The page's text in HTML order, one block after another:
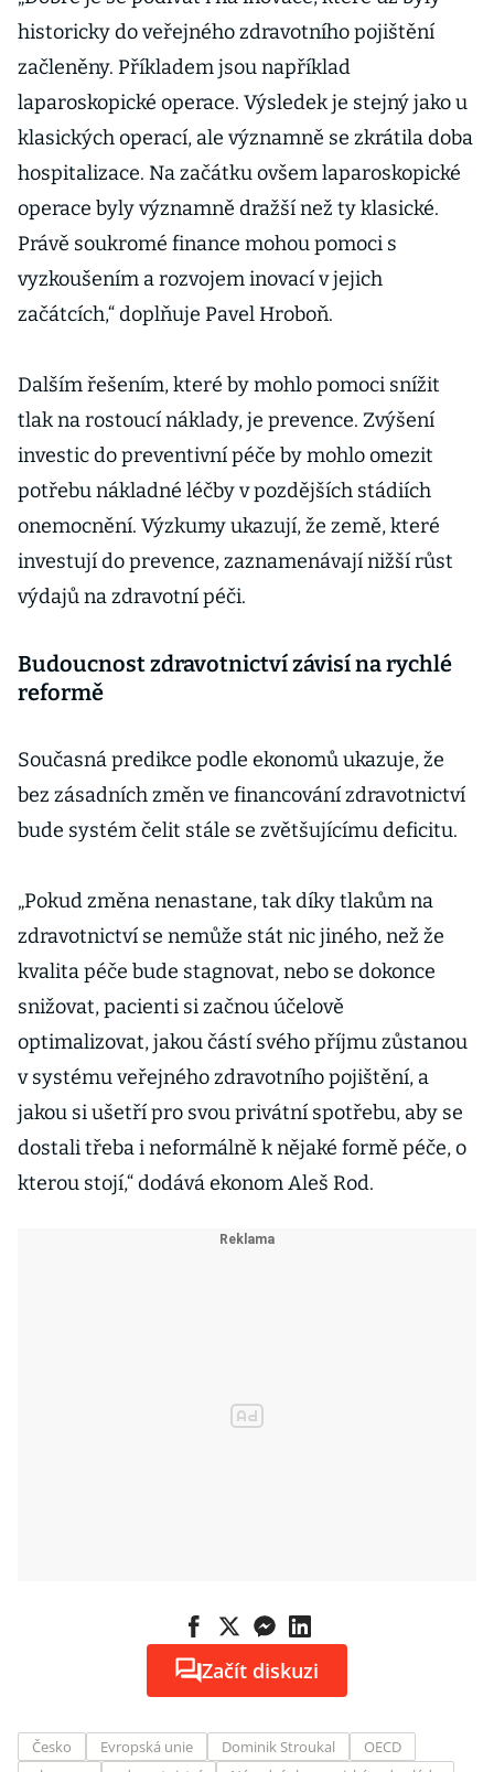
historicky do veřejného zdravotního pojištění
začleněny. Příkladem jsou například
laparoskopické operace. Výsledek je stejný jako u
klasických operací, ale významně se zkrátila doba
hospitalizace. Na začátku ovšem laparoskopické
operace byly významně dražší než ty klasické.
Právě soukromé finance mohou pomoci s
vyzkoušením a rozvojem inovací v jejich
začátcích,“ doplňuje Pavel Hroboň.
Dalším řešením, které by mohlo pomoci snížit
tlak na rostoucí náklady, je prevence. Zvýšení
investic do preventivní péče by mohlo omezit
potřebu nákladné léčby v pozdějších stádiích
onemocnění. Výzkumy ukazují, že země, které
investují do prevence, zaznamenávají nižší růst
výdajů na zdravotní péči.
Budoucnost zdravotnictví závisí na rychlé
reformě
Současná predikce podle ekonomů ukazuje, že
bez zásadních změn ve financování zdravotnictví
bude systém čelit stále se zvětšujícímu deficitu.
„Pokud změna nenastane, tak díky tlakům na
zdravotnictví se nemůže stát nic jiného, než že
kvalita péče bude stagnovat, nebo se dokonce
snižovat, pacienti si začnou účelově
optimalizovat, jakou částí svého příjmu zůstanou
v systému veřejného zdravotního pojištění, a
jakou si ušetří pro svou privátní spotřebu, aby se
dostali třeba i neformálně k nějaké formě péče, o
kterou stojí,“ dodává ekonom Aleš Rod.
Začít diskuzi
Česko Evropská unie Dominik Stroukal
OECD